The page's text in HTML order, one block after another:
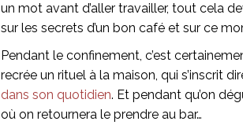
un mot avant d’aller travailler, tout cela
sur les secrets d’un bon café et sur ce
Pendant le confinement, c’est
recrée un rituel à la maison, qui s’inscrit
dans son quotidien. Et pendant qu’on
où on retournera le prendre au bar…